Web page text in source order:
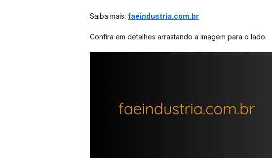
Saiba mais: faeindustria.com.br
Confira em detalhes arrastando a imagem para o lado.